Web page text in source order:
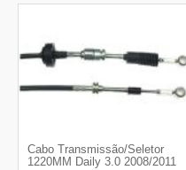
Cabo Transmissão/Seletor
1220MM Daily 3.0 2008/2011